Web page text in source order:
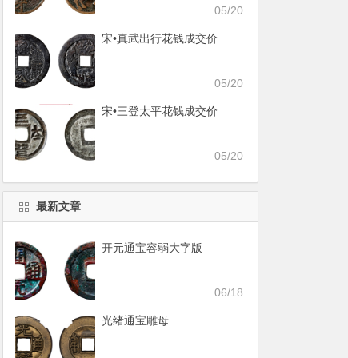
05/20
宋•真武出行花钱成交价
05/20
宋•三登太平花钱成交价
05/20
最新文章
开元通宝容弱大字版
06/18
光绪通宝雕母